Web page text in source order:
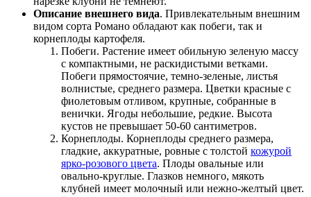
Описание внешнего вида. Привлекательным внешним
видом сорта Романо обладают как побеги, так и
корнеплоды картофеля.
Побеги. Растение имеет обильную зеленую массу
с компактными, не раскидистыми ветками.
Побеги прямостоячие, темно-зеленые, листья
волнистые, среднего размера. Цветки красные с
фиолетовым отливом, крупные, собранные в
венички. Ягоды небольшие, редкие. Высота
кустов не превышает 50-60 сантиметров.
Корнеплоды. Корнеплоды среднего размера,
гладкие, аккуратные, ровные с толстой кожурой
ярко-розового цвета. Плоды овальные или
овально-круглые. Глазков немного, мякоть
клубней имеет молочный или нежно-желтый цвет.